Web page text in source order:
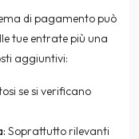
di pagamento può
tue entrate più una
aggiuntivi:
se si verificano
Soprattutto rilevanti